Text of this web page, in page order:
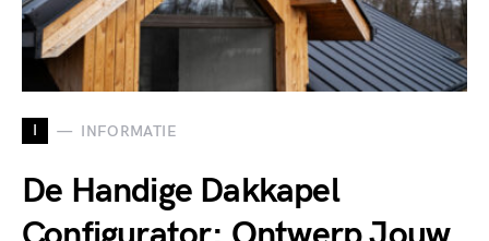
I INFORMATIE
De Handige Dakkapel